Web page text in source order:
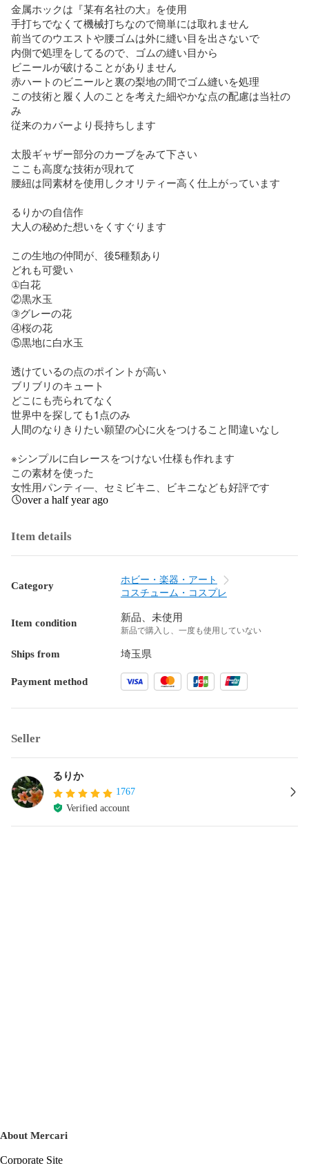
金属ホックは『某有名社の大』を使用
手打ちでなくて機械打ちなので簡単には取れません
前当てのウエストや腰ゴムは外に縫い目を出さないで
内側で処理をしてるので、ゴムの縫い目から
ビニールが破けることがありません
赤ハートのビニールと裏の梨地の間でゴム縫いを処理
この技術と履く人のことを考えた細やかな点の配慮は当社の
み
従来のカバーより長持ちします
太股ギャザー部分のカーブをみて下さい
ここも高度な技術が現れて
腰紐は同素材を使用しクオリティー高く仕上がっています
るりかの自信作
大人の秘めた想いをくすぐります
この生地の仲間が、後5種類あり
どれも可愛い
①白花
②黒水玉
③グレーの花
④桜の花
⑤黒地に白水玉
透けているの点のポイントが高い
ブリブリのキュート
どこにも売られてなく
世界中を探しても1点のみ
人間のなりきりたい願望の心に火をつけること間違いなし
※シンプルに白レースをつけない仕様も作れます
この素材を使った
女性用パンティ―、セミビキニ、ビキニなども好評です
over a half year ago
Item details
Category
ホビー・楽器・アート
コスチューム・コスプレ
Item condition 新品、未使用
新品で購入し、一度も使用していない
Ships from 埼玉県
Payment method
Seller
るりか
1767
Verified account
About Mercari
Corporate Site